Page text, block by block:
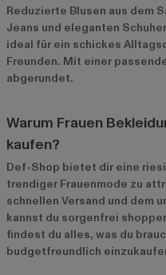
Reduzierte Blusen aus dem
Jeans und eleganten
ideal für ein schickes
Freunden. Mit einer
abgerundet.
Warum Frauen
kaufen?
Def-Shop bietet dir eine
trendiger Frauenmode zu
schnellen Versand und dem
kannst du sorgenfrei
findest du alles, was du
budgetfreundlich